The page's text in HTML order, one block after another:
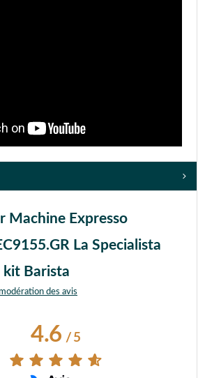
Machine Expresso
La Specialista
kit Barista
des avis
4.6/ 5